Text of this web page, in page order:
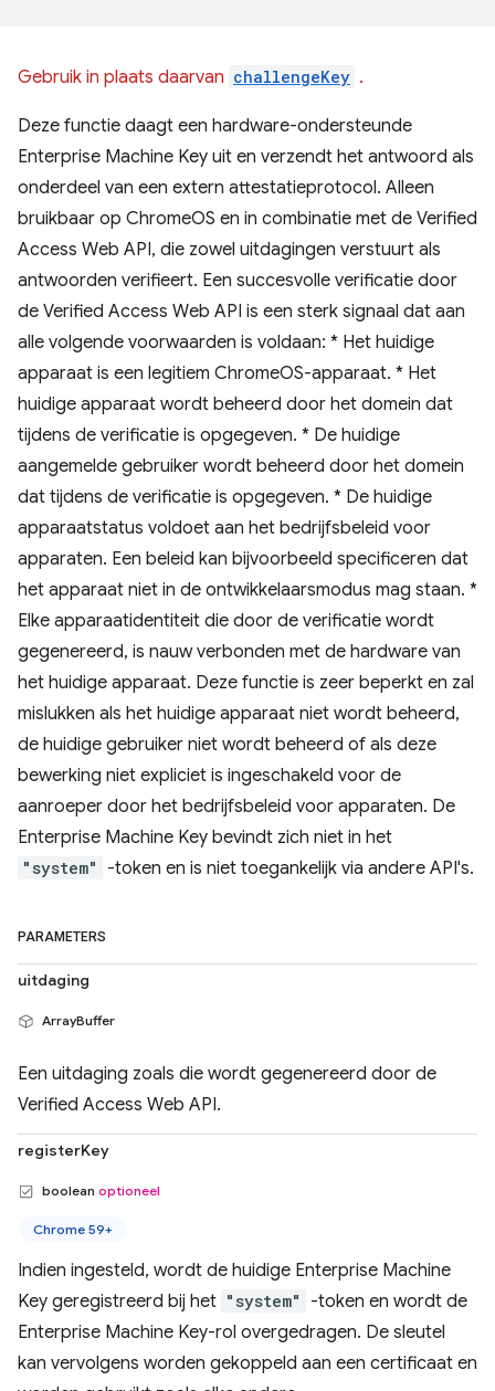
Gebruik in plaats daarvan challengeKey .
Deze functie daagt een hardware-ondersteunde
Enterprise Machine Key uit en verzendt het antwoord als
onderdeel van een extern attestatieprotocol. Alleen
bruikbaar op ChromeOS en in combinatie met de Verified
Access Web API, die zowel uitdagingen verstuurt als
antwoorden verifieert. Een succesvolle verificatie door
de Verified Access Web API is een sterk signaal dat aan
alle volgende voorwaarden is voldaan: * Het huidige
apparaat is een legitiem ChromeOS-apparaat. * Het
huidige apparaat wordt beheerd door het domein dat
tijdens de verificatie is opgegeven. * De huidige
aangemelde gebruiker wordt beheerd door het domein
dat tijdens de verificatie is opgegeven. * De huidige
apparaatstatus voldoet aan het bedrijfsbeleid voor
apparaten. Een beleid kan bijvoorbeeld specificeren dat
het apparaat niet in de ontwikkelaarsmodus mag staan. *
Elke apparaatidentiteit die door de verificatie wordt
gegenereerd, is nauw verbonden met de hardware van
het huidige apparaat. Deze functie is zeer beperkt en zal
mislukken als het huidige apparaat niet wordt beheerd,
de huidige gebruiker niet wordt beheerd of als deze
bewerking niet expliciet is ingeschakeld voor de
aanroeper door het bedrijfsbeleid voor apparaten. De
Enterprise Machine Key bevindt zich niet in het
"system" -token en is niet toegankelijk via andere API's.
PARAMETERS
uitdaging
ArrayBuffer
Een uitdaging zoals die wordt gegenereerd door de
Verified Access Web API.
registerKey
boolean optioneel
Chrome 59+
Indien ingesteld, wordt de huidige Enterprise Machine
Key geregistreerd bij het "system"
-token en wordt de
Enterprise Machine Key-rol overgedragen. De sleutel
kan vervolgens worden gekoppeld aan een certificaat en